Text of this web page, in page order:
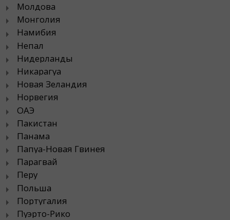
Молдова
Монголия
Намибия
Непал
Нидерланды
Никарагуа
Новая Зеландия
Норвегия
ОАЭ
Пакистан
Панама
Папуа-Новая Гвинея
Парагвай
Перу
Польша
Португалия
Пуэрто-Рико